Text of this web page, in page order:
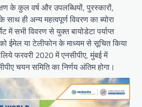
के कुल वर्ष और उपलब्धियों, पुरस्कारों,
ही अन्य महत्वपूर्ण विवरण का ब्योरा
में सभी विवरण से युक्त बायोडेटा पर्याप्त
ईमेल या टेलीफोन के माध्यम से सूचित किया
फरवरी 2020 में एनसीपीए, मुंबई में
चयन समिति का निर्णय अंतिम होगा।